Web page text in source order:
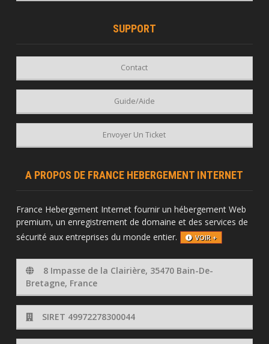
SUPPORT
Contact
Envoyer Un Ticket
Guide/Aide
A PROPOS DE FRANCE HEBERGEMENT INTERNET
France Hebergement Internet fournir un hébergement Web
premium, un enregistrement de domaine et des services de
sécurité aux entreprises du monde entier.
VOIR +
8 Impasse de la Clairière, 35470 Bain-De-
Bretagne, France
SIRET 49972278300044